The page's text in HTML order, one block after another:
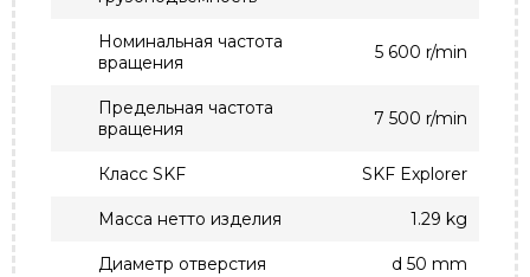
Номинальная частота
вращения
5 600 r/min
Предельная частота
вращения
7 500 r/min
Класс SKF SKF Explorer
Масса нетто изделия 1.29 kg
Диаметр отверстия d 50 mm